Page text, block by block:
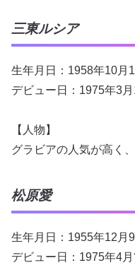
三東ルシア
生年月日：1958年10月1
デビュー日：1975年3月
【人物】
グラビアの人気が高く
松原愛
生年月日：1955年12月9
デビュー日：1975年4